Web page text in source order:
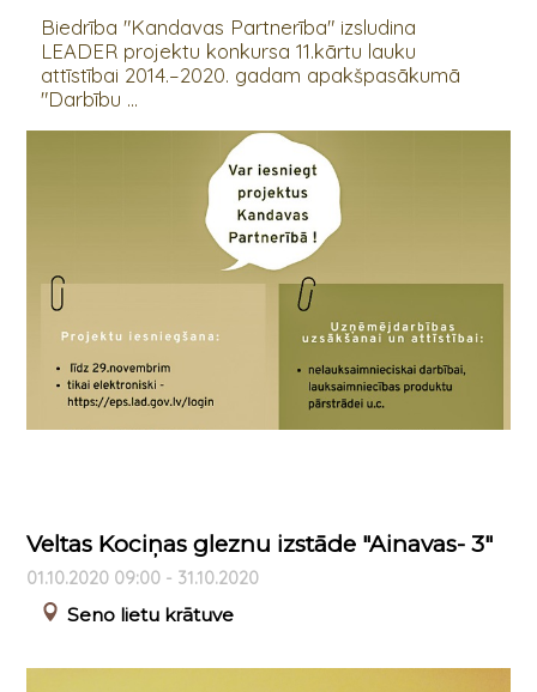
Biedrība "Kandavas Partnerība" izsludina
LEADER projektu konkursa 11.kārtu lauku
attīstībai 2014.–2020. gadam apakšpasākumā
"Darbību ...
Veltas Kociņas gleznu izstāde "Ainavas- 3"
01.10.2020 09:00 - 31.10.2020
Seno lietu krātuve